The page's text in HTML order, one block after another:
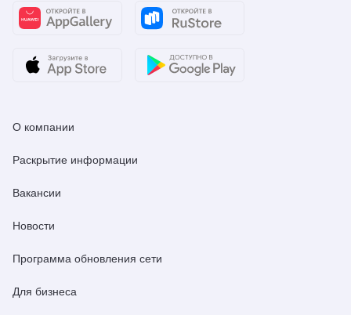
О компании
Раскрытие информации
Вакансии
Новости
Программа обновления сети
Для бизнеса